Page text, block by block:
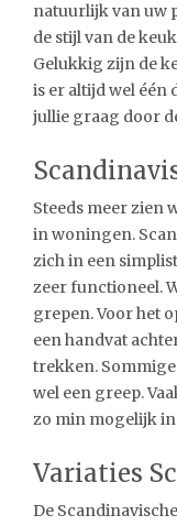
natuurlijk van uw
de stijl van de
Gelukkig zijn de
is er altijd wel één
jullie graag door
Steeds meer zien
in woningen.
zich in een
zeer functioneel.
grepen. Voor het
een handvat
trekken.
wel een greep.
zo min mogelijk
Variaties
De